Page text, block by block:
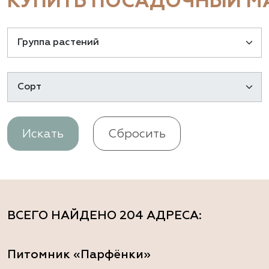
Искать Сбросить
ВСЕГО НАЙДЕНО 204 АДРЕСА:
Питомник «Парфёнки»